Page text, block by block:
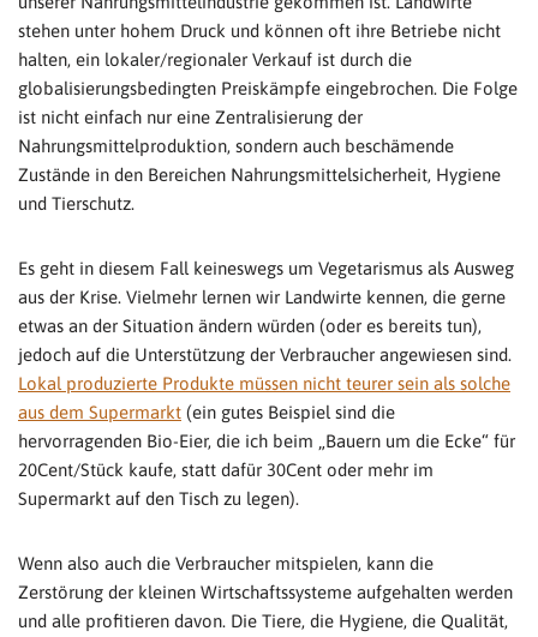
stehen unter hohem Druck und können oft ihre Betriebe nicht
halten, ein lokaler/regionaler Verkauf ist durch die
globalisierungsbedingten Preiskämpfe eingebrochen. Die Folge
ist nicht einfach nur eine Zentralisierung der
Nahrungsmittelproduktion, sondern auch beschämende
Zustände in den Bereichen Nahrungsmittelsicherheit, Hygiene
und Tierschutz.
Es geht in diesem Fall keineswegs um Vegetarismus als Ausweg
aus der Krise. Vielmehr lernen wir Landwirte kennen, die gerne
etwas an der Situation ändern würden (oder es bereits tun),
jedoch auf die Unterstützung der Verbraucher angewiesen sind.
Lokal produzierte Produkte müssen nicht teurer sein als solche
aus dem Supermarkt (ein gutes Beispiel sind die
hervorragenden Bio-Eier, die ich beim „Bauern um die Ecke“ für
20Cent/Stück kaufe, statt dafür 30Cent oder mehr im
Supermarkt auf den Tisch zu legen).
Wenn also auch die Verbraucher mitspielen, kann die
Zerstörung der kleinen Wirtschaftssysteme aufgehalten werden
und alle profitieren davon. Die Tiere, die Hygiene, die Qualität,